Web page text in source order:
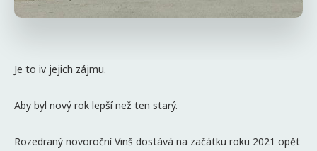
Je to iv jejich zájmu.
Aby byl nový rok lepší než ten starý.
Rozedraný novoroční Vinš dostává na začátku roku 2021 opět